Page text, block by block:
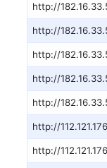
http://
http://
http://
http://
http://
http://
http://